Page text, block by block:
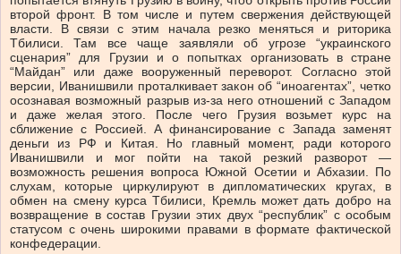
второй фронт. В том числе и путем свержения действующей
власти. В связи с этим начала резко меняться и риторика
Тбилиси. Там все чаще заявляли об угрозе “украинского
сценария” для Грузии и о попытках организовать в стране
“Майдан” или даже вооруженный переворот. Согласно этой
версии, Иванишвили проталкивает закон об “иноагентах”, четко
осознавая возможный разрыв из-за него отношений с Западом
и даже желая этого. После чего Грузия возьмет курс на
сближение с Россией. А финансирование с Запада заменят
деньги из РФ и Китая. Но главный момент, ради которого
Иванишвили и мог пойти на такой резкий разворот —
возможность решения вопроса Южной Осетии и Абхазии. По
слухам, которые циркулируют в дипломатических кругах, в
обмен на смену курса Тбилиси, Кремль может дать добро на
возвращение в состав Грузии этих двух “республик” с особым
статусом с очень широкими правами в формате фактической
конфедерации.